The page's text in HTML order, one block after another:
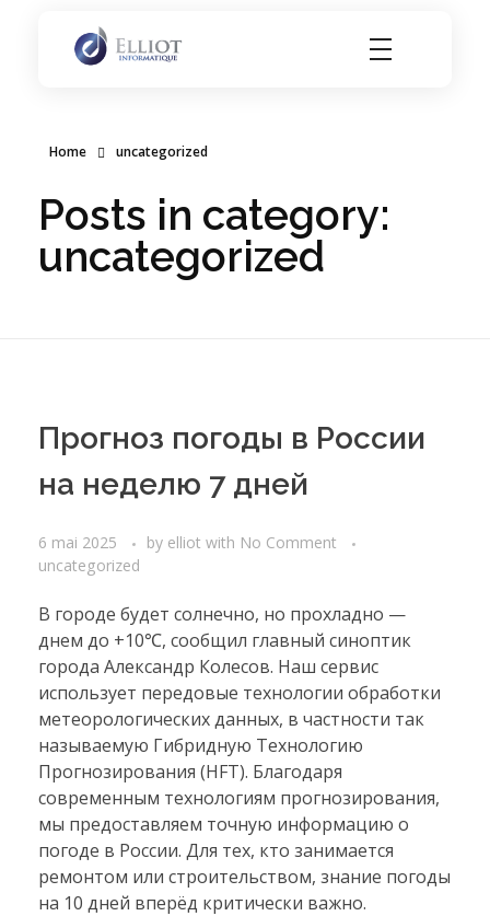
Home uncategorized
Posts in category:
uncategorized
Прогноз погоды в России
на неделю 7 дней
6 mai 2025 by elliot with No Comment
uncategorized
В городе будет солнечно, но прохладно —
днем до +10℃, сообщил главный синоптик
города Александр Колесов. Наш сервис
использует передовые технологии обработки
метеорологических данных, в частности так
называемую Гибридную Технологию
Прогнозирования (HFT). Благодаря
современным технологиям прогнозирования,
мы предоставляем точную информацию о
погоде в России. Для тех, кто занимается
ремонтом или строительством, знание погоды
на 10 дней вперёд критически важно.